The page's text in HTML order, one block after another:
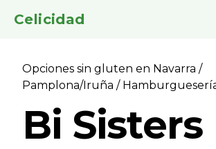
Celicidad
Opciones sin gluten en Navarra /
Pamplona/Iruña /
Bi Sisters